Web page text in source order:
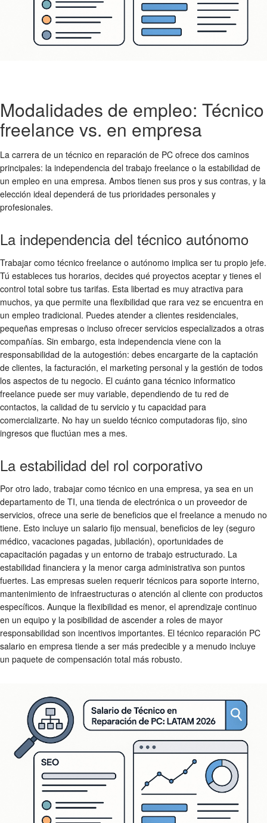
Modalidades de empleo: Técnico
freelance vs. en empresa
La carrera de un técnico en reparación de PC ofrece dos caminos
principales: la independencia del trabajo freelance o la estabilidad de
un empleo en una empresa. Ambos tienen sus pros y sus contras, y la
elección ideal dependerá de tus prioridades personales y
profesionales.
La independencia del técnico autónomo
Trabajar como técnico freelance o autónomo implica ser tu propio jefe.
Tú estableces tus horarios, decides qué proyectos aceptar y tienes el
control total sobre tus tarifas. Esta libertad es muy atractiva para
muchos, ya que permite una flexibilidad que rara vez se encuentra en
un empleo tradicional. Puedes atender a clientes residenciales,
pequeñas empresas o incluso ofrecer servicios especializados a otras
compañías. Sin embargo, esta independencia viene con la
responsabilidad de la autogestión: debes encargarte de la captación
de clientes, la facturación, el marketing personal y la gestión de todos
los aspectos de tu negocio. El cuánto gana técnico informatico
freelance puede ser muy variable, dependiendo de tu red de
contactos, la calidad de tu servicio y tu capacidad para
comercializarte. No hay un sueldo técnico computadoras fijo, sino
ingresos que fluctúan mes a mes.
La estabilidad del rol corporativo
Por otro lado, trabajar como técnico en una empresa, ya sea en un
departamento de TI, una tienda de electrónica o un proveedor de
servicios, ofrece una serie de beneficios que el freelance a menudo no
tiene. Esto incluye un salario fijo mensual, beneficios de ley (seguro
médico, vacaciones pagadas, jubilación), oportunidades de
capacitación pagadas y un entorno de trabajo estructurado. La
estabilidad financiera y la menor carga administrativa son puntos
fuertes. Las empresas suelen requerir técnicos para soporte interno,
mantenimiento de infraestructuras o atención al cliente con productos
específicos. Aunque la flexibilidad es menor, el aprendizaje continuo
en un equipo y la posibilidad de ascender a roles de mayor
responsabilidad son incentivos importantes. El técnico reparación PC
salario en empresa tiende a ser más predecible y a menudo incluye
un paquete de compensación total más robusto.